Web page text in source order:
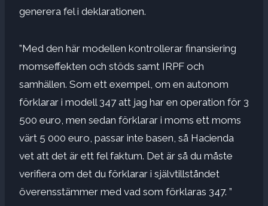
generera fel i deklarationen.
”Med den här modellen kontrollerar finansiering
momseffekten och stöds samt IRPF och
samhällen. Som ett exempel, om en autonom
förklarar i modell 347 att jag har en operation för 3
500 euro, men sedan förklarar i moms ett moms
värt 5 000 euro, passar inte basen, så Hacienda
vet att det är ett fel faktum. Det är så du måste
verifiera om det du förklarar i självtillståndet
överensstämmer med vad som förklaras 347. ”